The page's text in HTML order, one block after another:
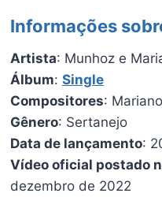
Informações
Artista: Munhoz e
Álbum: Single
Compositores:
Gênero: Sertanejo
Data de lançamento:
Vídeo oficial postado
dezembro de 2022